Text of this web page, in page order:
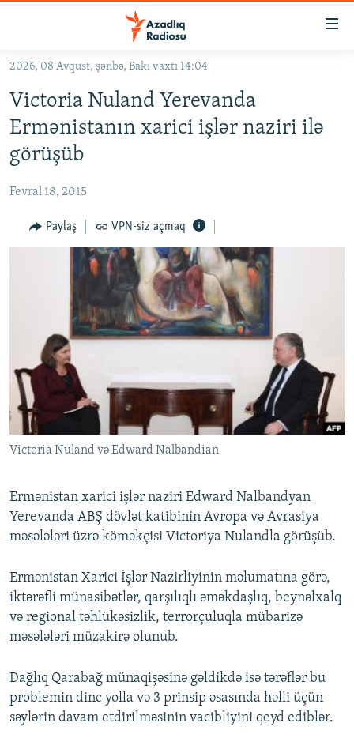
Əsas
qayıt
Əsas
naviqasiyaya
qayıt
KORRUPSIOMETR
#ƏSLINDƏ
FƏRQƏ BAX
QANUNI DOĞRU
ARAŞDIRMA
FOTOQALEREYA
İNFOQRAFIKA
KARIKATURA
RADIO ARXIV
OXU ZALI
AZƏRBAYCAN ƏDƏBIYYATI KITABXANASI
İSLAM VƏ DEMOKRATIYA
İZ - MƏDƏNIYYƏT PROQRAMI
HAQQIMIZDA
MISSIYAMIZ
PEŞƏ ETIKASI VƏ JURNALISTIKA STANDARTLARIMIZ
MATERIALLARIMIZDAN ISTIFADƏ
AZADLIQRADIOSU MOBIL TELEFONUNUZDA
XƏBƏR BÜLLETENLƏRIMIZ
BIZI IZLƏ
RFE/RL-in bütün saytları
2026, 08 Avqust, şənbə, Bakı vaxtı 14:04
Victoria Nuland Yerevanda
Ermənistanın xarici işlər naziri ilə
görüşüb
Fevral 18, 2015
Paylaş VPN-siz açmaq
Victoria Nuland və Edward Nalbandian
Ermənistan xarici işlər naziri Edward Nalbandyan
Yerevanda ABŞ dövlət katibinin Avropa və Avrasiya
məsələləri üzrə köməkçisi Victoriya Nulandla görüşüb.
Ermənistan Xarici İşlər Nazirliyinin məlumatına görə,
iktərəfli münasibətlər, qarşılıqlı əməkdaşlıq, beynəlxalq
və regional təhlükəsizlik, terrorçuluqla mübarizə
məsələləri müzakirə olunub.
Dağlıq Qarabağ münaqişəsinə gəldikdə isə tərəflər bu
problemin dinc yolla və 3 prinsip əsasında həlli üçün
səylərin davam etdirilməsinin vacibliyini qeyd ediblər.